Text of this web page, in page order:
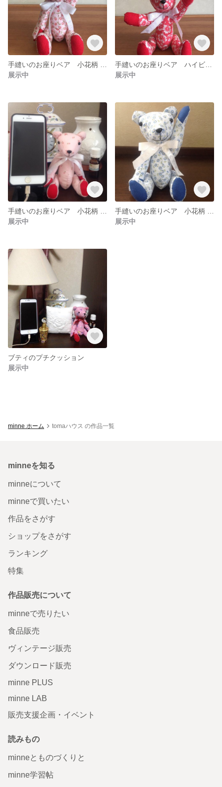
展示中
展示中
展示中
展示中
ブティのプチクッション
展示中
minne ホーム tomaハウス の作品一覧
minneを知る
minneについて
minneで買いたい
作品をさがす
ショップをさがす
ランキング
特集
作品販売について
minneで売りたい
食品販売
ヴィンテージ販売
ダウンロード販売
minne PLUS
minne LAB
販売支援企画・イベント
読みもの
minneとものづくりと
minne学習帖